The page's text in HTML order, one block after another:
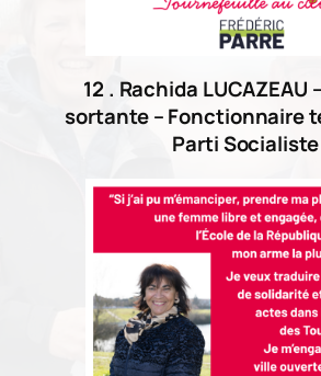
12 . Rachida LUCAZEAU
sortante – Fonctionnaire
Parti Socialiste